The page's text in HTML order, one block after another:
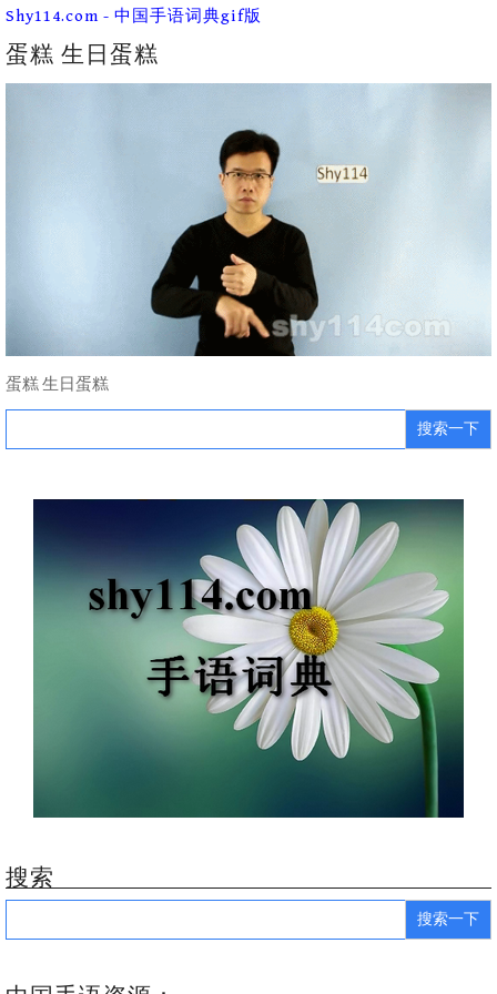
Skip
content
Shy114.com - 中国手语词典gif版
蛋糕 生日蛋糕
蛋糕 生日蛋糕
Search
搜索
Search